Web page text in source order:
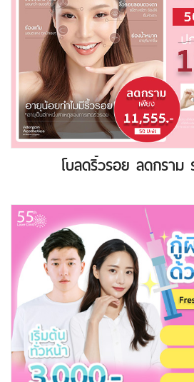
โบลดริ้วรอย ลดกราม